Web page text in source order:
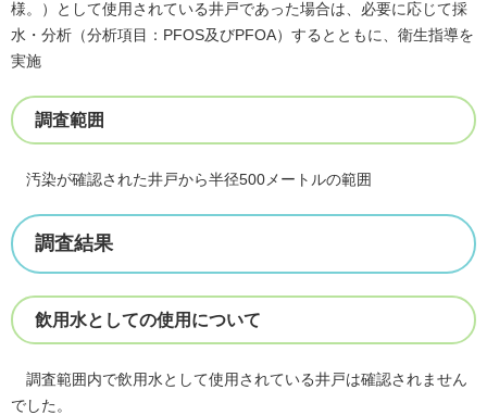
様。）として使用されている井戸であった場合は、必要に応じて採
水・分析（分析項目：PFOS及びPFOA）するとともに、衛生指導を
実施
調査範囲
汚染が確認された井戸から半径500メートルの範囲
調査結果
飲用水としての使用について
調査範囲内で飲用水として使用されている井戸は確認されません
でした。